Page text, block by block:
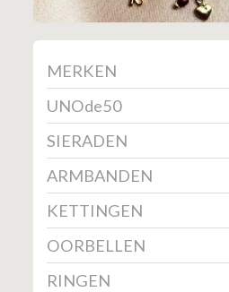
MERKEN
UNOde50
SIERADEN
ARMBANDEN
KETTINGEN
OORBELLEN
RINGEN